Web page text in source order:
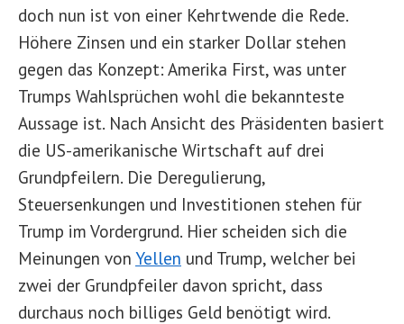
doch nun ist von einer Kehrtwende die Rede.
Höhere Zinsen und ein starker Dollar stehen
gegen das Konzept: Amerika First, was unter
Trumps Wahlsprüchen wohl die bekannteste
Aussage ist. Nach Ansicht des Präsidenten basiert
die US-amerikanische Wirtschaft auf drei
Grundpfeilern. Die Deregulierung,
Steuersenkungen und Investitionen stehen für
Trump im Vordergrund. Hier scheiden sich die
Meinungen von Yellen und Trump, welcher bei
zwei der Grundpfeiler davon spricht, dass
durchaus noch billiges Geld benötigt wird.